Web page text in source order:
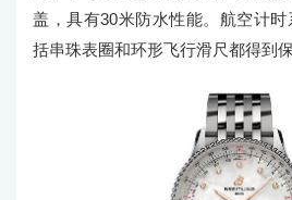
盖，具有30米防水性能。航空计
括串珠表圈和环形飞行滑尺都得到